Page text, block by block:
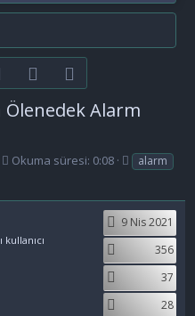
youtubeBize ulaşın
Alarm
Okuma süresi: 0:08
E
t
k
e
t
r
alarm
kullanıcı
9 Nis 2021
356
37
28